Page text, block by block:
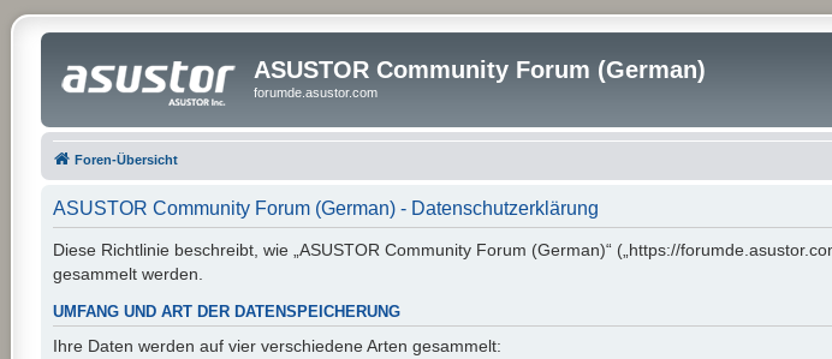
ASUSTOR Community Forum (German)
forumde.asustor.com
Foren-Übersicht
ASUSTOR Community Forum (German) - Datenschutzerklärung
Diese Richtlinie beschreibt, wie „ASUSTOR Community Forum (German)“ („https://
gesammelt werden.
UMFANG UND ART DER DATENSPEICHERUNG
Ihre Daten werden auf vier verschiedene Arten gesammelt: